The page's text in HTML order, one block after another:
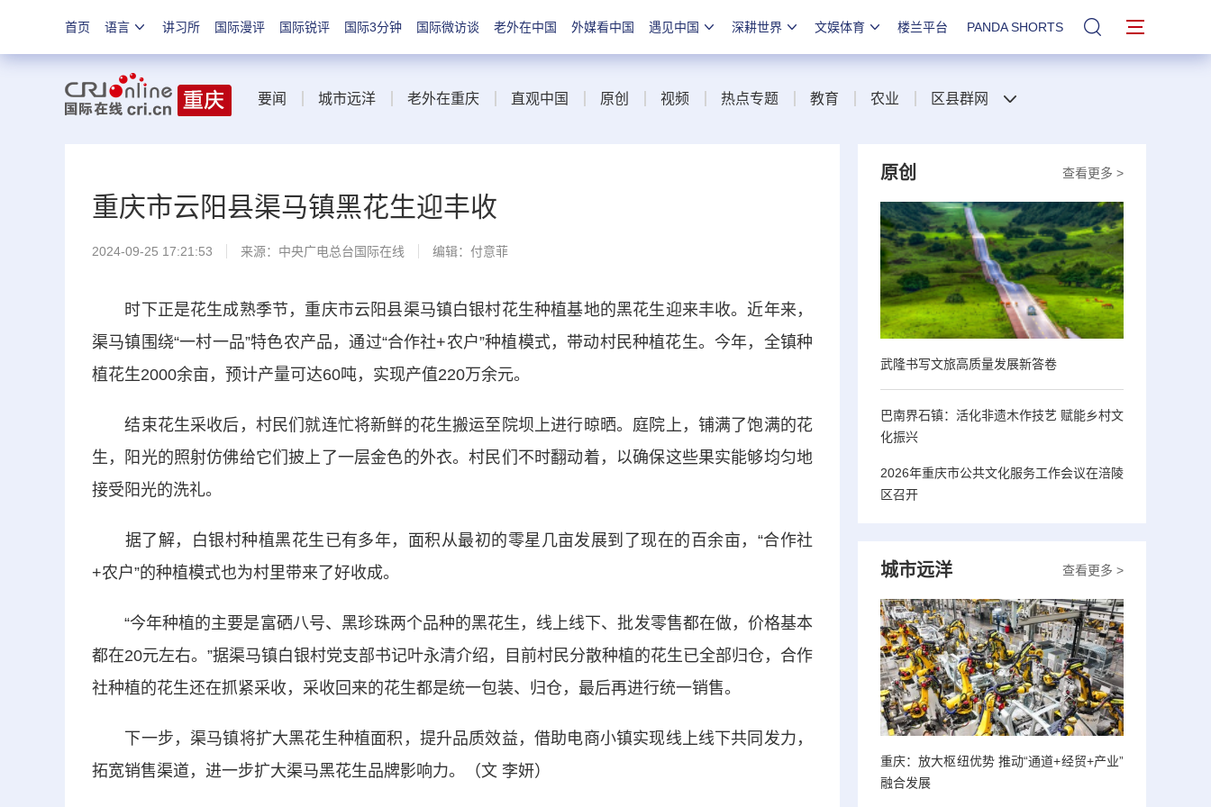
首页 语言 讲习所 国际漫评 国际锐评 国际3分钟 国际微访谈 老外在中国 外媒看中国 遇见中国 深耕世界 文娱体育 楼兰平台 PANDA SHORTS 站内搜索
要闻 城市远洋 老外在重庆 直观中国 原创 视频 热点专题 教育 农业 区县群网
重庆市云阳县渠马镇黑花生迎丰收
2024-09-25 17:21:53 来源：中央广电总台国际在线 编辑：付意菲
时下正是花生成熟季节，重庆市云阳县渠马镇白银村花生种植基地的黑花生迎来丰收。近年来，
渠马镇围绕“一村一品”特色农产品，通过“合作社+农户”种植模式，带动村民种植花生。今年，全镇种
植花生2000余亩，预计产量可达60吨，实现产值220万余元。
结束花生采收后，村民们就连忙将新鲜的花生搬运至院坝上进行晾晒。庭院上，铺满了饱满的花
生，阳光的照射仿佛给它们披上了一层金色的外衣。村民们不时翻动着，以确保这些果实能够均匀地
接受阳光的洗礼。
据了解，白银村种植黑花生已有多年，面积从最初的零星几亩发展到了现在的百余亩，“合作社
+农户”的种植模式也为村里带来了好收成。
“今年种植的主要是富硒八号、黑珍珠两个品种的黑花生，线上线下、批发零售都在做，价格基本
都在20元左右。”据渠马镇白银村党支部书记叶永清介绍，目前村民分散种植的花生已全部归仓，合作
社种植的花生还在抓紧采收，采收回来的花生都是统一包装、归仓，最后再进行统一销售。
下一步，渠马镇将扩大黑花生种植面积，提升品质效益，借助电商小镇实现线上线下共同发力，
拓宽销售渠道，进一步扩大渠马黑花生品牌影响力。（文 李妍）
查看更多 >
原创
武隆书写文旅高质量发展新答卷
巴南界石镇：活化非遗木作技艺 赋能乡村文
化振兴
2026年重庆市公共文化服务工作会议在涪陵
区召开
查看更多 >
城市远洋
重庆：放大枢纽优势 推动“通道+经贸+产业”
融合发展